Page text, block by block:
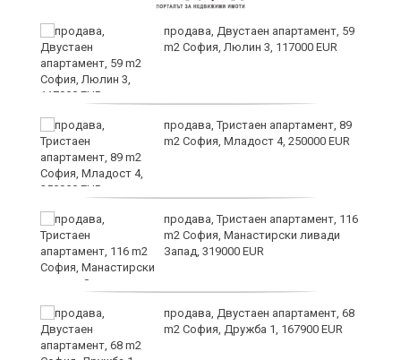
продава, Двустаен апартамент, 59
m2 София, Люлин 3, 117000 EUR
продава, Тристаен апартамент, 89
m2 София, Младост 4, 250000 EUR
продава, Тристаен апартамент, 116
m2 София, Манастирски ливади
Запад, 319000 EUR
продава, Двустаен апартамент, 68
m2 София, Дружба 1, 167900 EUR